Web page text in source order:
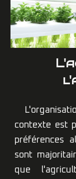
L
contexte est
préférences
sont
que